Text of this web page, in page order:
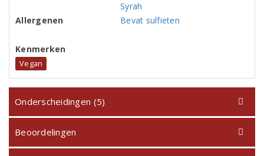
Syrah
Allergenen
Bevat sulfieten
Kenmerken
Vegan
Onderscheidingen (5)
Beoordelingen